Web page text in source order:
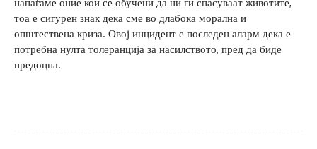
тоа е сигурен знак дека сме во длабока морална и
општествена криза. Овој инцидент е последен аларм дека е
потребна нулта толеранција за насилството, пред да биде
предоцна.